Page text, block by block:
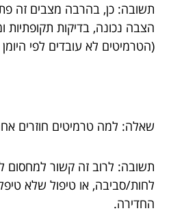
תשובה: כן, בהרבה מצבים זה
הצבה נכונה, בדיקות
(הטרמיטים לא עובדים לפי
שאלה: למה טרמיטים חוזרים
תשובה: לרוב זה קשור למחסום
לחות/סביבה, או טיפול שלא
החדירה.